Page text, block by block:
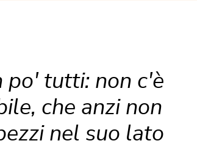
po' tutti: non c'è
che anzi non
nel suo lato